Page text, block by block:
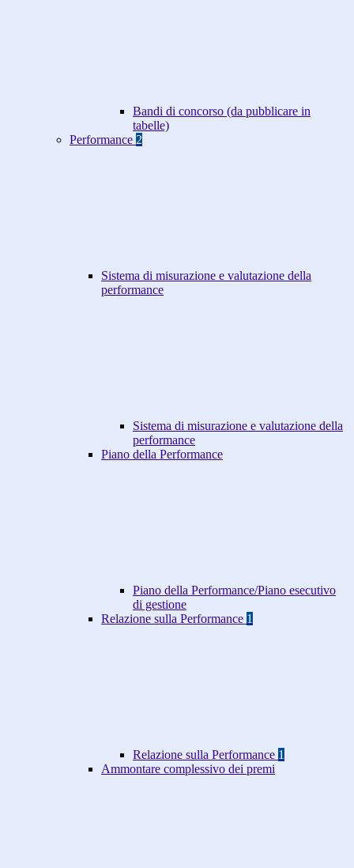
Bandi di concorso (da pubblicare in
tabelle)
Performance 2
Sistema di misurazione e valutazione della
performance
Sistema di misurazione e valutazione della
performance
Piano della Performance
Piano della Performance/Piano esecutivo
di gestione
Relazione sulla Performance 1
Relazione sulla Performance 1
Ammontare complessivo dei premi